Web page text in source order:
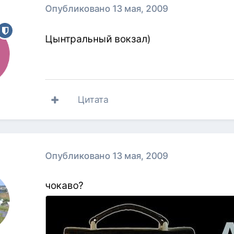
Опубликовано13 мая, 2009
Цынтральный вокзал)
Цитата
Опубликовано13 мая, 2009
чокаво?